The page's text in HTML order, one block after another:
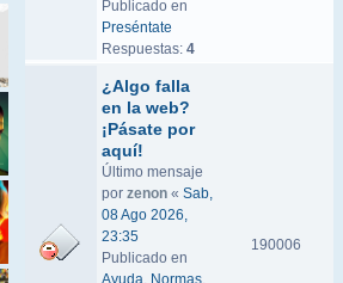
Publicado en
Preséntate
Respuestas: 4
¿Algo falla
en la web?
¡Pásate por
aquí!
Último mensaje
por zenon « Sab,
08 Ago 2026,
23:35
Publicado en
Ayuda, Normas,
190006